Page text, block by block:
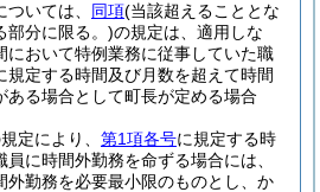
いては、 同項(当該超えることとな
部分に限る。)の規定は、適用しな
において特例業務に従事していた職
規定する時間及び月数を超えて時間
ある場合として町長が定める場合
定により、 第1項各号に規定する時
に時間外勤務を命ずる場合には、
外勤務を必要最小限のものとし、か